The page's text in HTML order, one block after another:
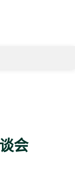
会